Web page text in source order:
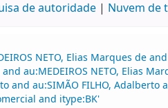
de autoridade Nuvem de
NETO, Elias Marques de
au:MEDEIROS NETO, Elias
and au:SIMÃO FILHO,
and itype:BK'